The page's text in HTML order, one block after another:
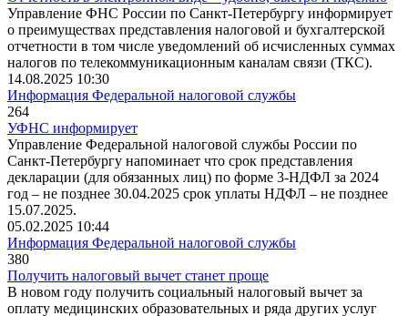
Управление ФНС России по Санкт-Петербургу информирует
о преимуществах представления налоговой и бухгалтерской
отчетности в том числе уведомлений об исчисленных суммах
налогов по телекоммуникационным каналам связи (ТКС).
14.08.2025 10:30
Информация Федеральной налоговой службы
264
УФНС информирует
Управление Федеральной налоговой службы России по
Санкт-Петербургу напоминает что срок представления
декларации (для обязанных лиц) по форме 3-НДФЛ за 2024
год – не позднее 30.04.2025 срок уплаты НДФЛ – не позднее
15.07.2025.
05.02.2025 10:44
Информация Федеральной налоговой службы
380
Получить налоговый вычет станет проще
В новом году получить социальный налоговый вычет за
оплату медицинских образовательных и ряда других услуг